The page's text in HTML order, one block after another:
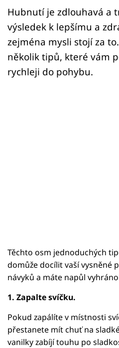
Sledujte nás
Hubnutí je zdlouhavá a
výsledek k lepšímu a
zejména mysli stojí za
několik tipů, které vám
rychleji do pohybu.
Těchto osm jednoduchých
domůže docílit vaší vysněné
návyků a máte napůl
1. Zapalte svíčku.
Pokud zapálíte v místnosti
přestanete mít chuť na
vanilky zabíjí touhu po